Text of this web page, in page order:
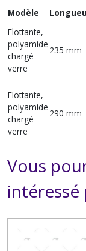
Modèle
Flottante,
polyamide
chargé
verre
235 mm
Flottante,
polyamide
chargé
verre
290 mm
Vous
intéressé